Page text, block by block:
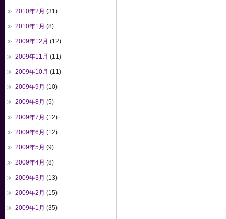
2010年2月 (31)
2010年1月 (8)
2009年12月 (12)
2009年11月 (11)
2009年10月 (11)
2009年9月 (10)
2009年8月 (5)
2009年7月 (12)
2009年6月 (12)
2009年5月 (9)
2009年4月 (8)
2009年3月 (13)
2009年2月 (15)
2009年1月 (35)